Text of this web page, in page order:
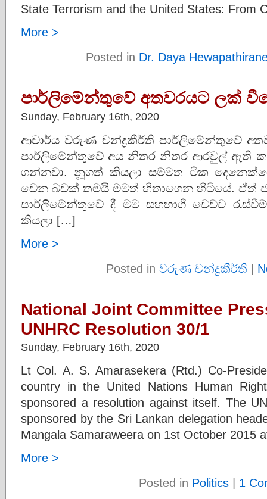
State Terrorism and the United States: From
More >
Posted in Dr. Daya
පාර්ලිමේන්තුවේ අතවරයට ලක්
Sunday, February 16th, 2020
ආචාර්ය වරුණ චන්ද්‍රකීර්ති පාර්ලිමේන්තුවේ
පාර්ලිමේන්තුවේ අය නිතර නිතර ආරවුල් ඇති
ගන්නවා. නූගත් කියලා සම්මත ටික
වෙන බවක් තමයි මමත් හිතාගෙන හිටියේ. ඒත්
පාර්ලිමේන්තුවේ දී මම සහභාගී වෙච්ච
කියලා […]
More >
Posted in වරුණ චන්ද්‍රකීර්ති |
National Joint Committee
UNHRC Resolution 30/1
Sunday, February 16th, 2020
Lt Col. A. S. Amarasekera (Rtd.) Co-
country in the United Nations Human
sponsored a resolution against itself. The
sponsored by the Sri Lankan delegation
Mangala Samaraweera on 1st October 2015
More >
Posted in Politics | 1